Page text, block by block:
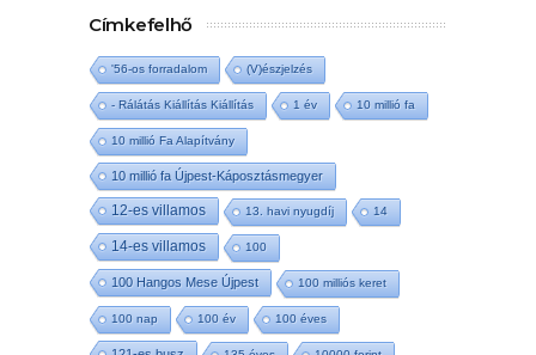
Címkefelhő
'56-os forradalom (V)észjelzés
- Rálátás Kiállítás Kiállítás 1 év 10 millió fa
10 millió Fa Alapítvány
10 millió fa Újpest-Káposztásmegyer
12-es villamos 13. havi nyugdíj 14
14-es villamos 100
100 Hangos Mese Újpest 100 milliós keret
100 nap 100 év 100 éves